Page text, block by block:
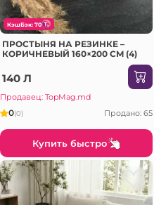
КэшБэк: 70
ПРОСТЫНЯ НА РЕЗИНКЕ –
КОРИЧНЕВЫЙ 160×200 CM (4)
140 Л
Продавец: TopMag.md
0(0) Продано: 65
Купить быстро